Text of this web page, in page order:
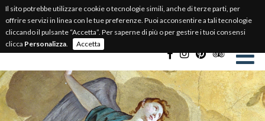
BIGLIETTERIA ONLINE
Select Language
Il sito potrebbe utilizzare cookie o tecnologie simili, anche di terze parti, per
offrire servizi in linea con le tue preferenze. Puoi acconsentire a tali tecnologie
cliccando il pulsante “Accetta”. Per saperne di più o per gestire i tuoi consensi
clicca Personalizza. Accetta